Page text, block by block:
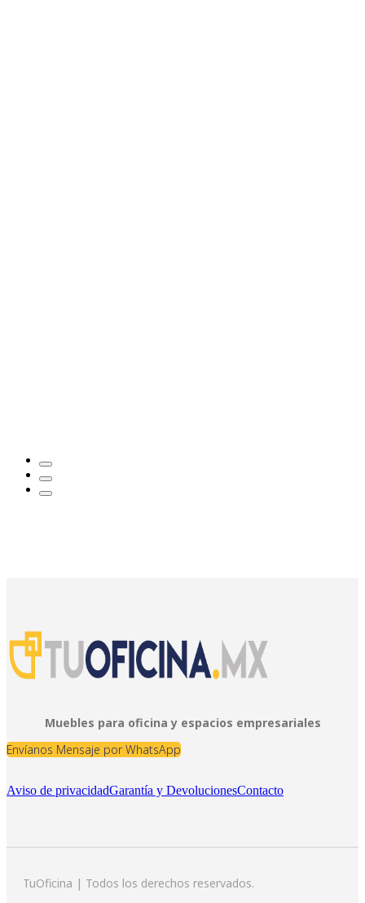
Muebles para oficina y espacios empresariales
Envíanos Mensaje por WhatsApp
Aviso de privacidadGarantía y DevolucionesContacto
TuOficina | Todos los derechos reservados.